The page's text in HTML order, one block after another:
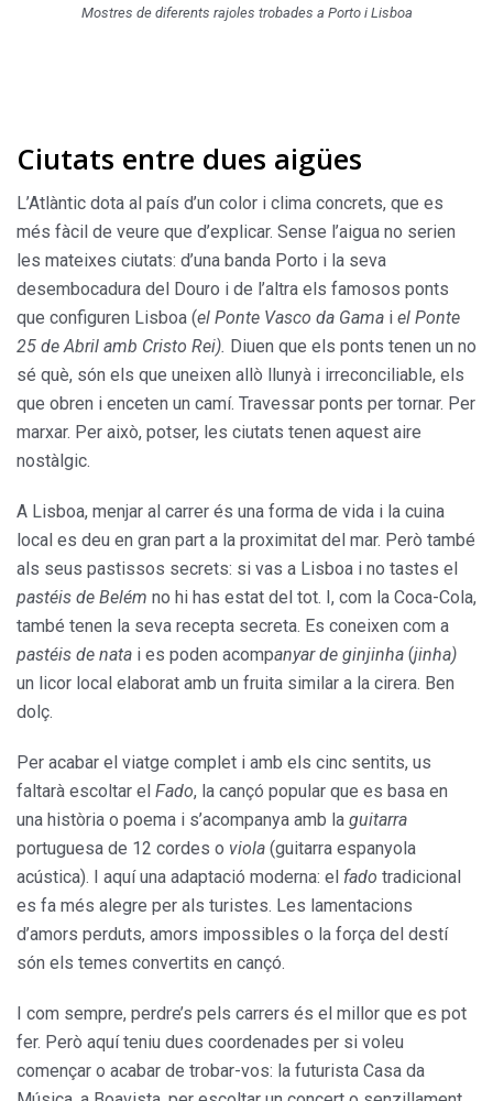
Mostres de diferents rajoles trobades a Porto i Lisboa
Ciutats entre dues aigües
L’Atlàntic dota al país d’un color i clima concrets, que es
més fàcil de veure que d’explicar. Sense l’aigua no serien
les mateixes ciutats: d’una banda Porto i la seva
desembocadura del Douro i de l’altra els famosos ponts
que configuren Lisboa (el Ponte Vasco da Gama i el Ponte
25 de Abril amb Cristo Rei). Diuen que els ponts tenen un no
sé què, són els que uneixen allò llunyà i irreconciliable, els
que obren i enceten un camí. Travessar ponts per tornar. Per
marxar. Per això, potser, les ciutats tenen aquest aire
nostàlgic.
A Lisboa, menjar al carrer és una forma de vida i la cuina
local es deu en gran part a la proximitat del mar. Però també
als seus pastissos secrets: si vas a Lisboa i no tastes el
pastéis de Belém no hi has estat del tot. I, com la Coca-Cola,
també tenen la seva recepta secreta. Es coneixen com a
pastéis de nata i es poden acompanyar de ginjinha (jinha)
un licor local elaborat amb un fruita similar a la cirera. Ben
dolç.
Per acabar el viatge complet i amb els cinc sentits, us
faltarà escoltar el Fado, la cançó popular que es basa en
una història o poema i s’acompanya amb la guitarra
portuguesa de 12 cordes o viola (guitarra espanyola
acústica). I aquí una adaptació moderna: el fado tradicional
es fa més alegre per als turistes. Les lamentacions
d’amors perduts, amors impossibles o la força del destí
són els temes convertits en cançó.
I com sempre, perdre’s pels carrers és el millor que es pot
fer. Però aquí teniu dues coordenades per si voleu
començar o acabar de trobar-vos: la futurista Casa da